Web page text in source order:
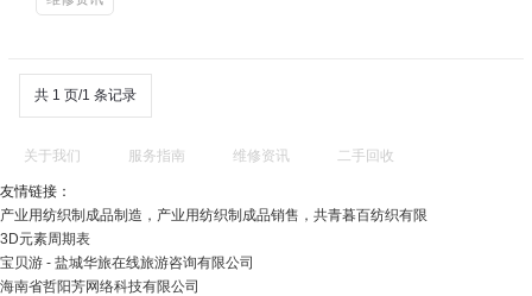
共 1 页/1 条记录
关于我们 服务指南 维修资讯 二手回收
友情链接：
产业用纺织制成品制造，产业用纺织制成品销售，共青暮百纺织有限
3D元素周期表
宝贝游 - 盐城华旅在线旅游咨询有限公司
海南省哲阳芳网络科技有限公司